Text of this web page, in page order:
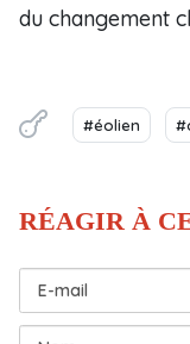
du changement
#éolien